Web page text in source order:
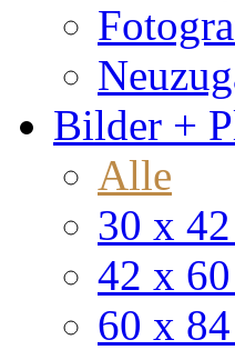
Bilder +
Alle
30 x
42 x
60 x